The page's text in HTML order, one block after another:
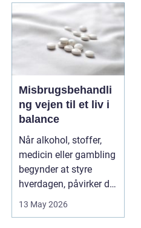
Misbrugsbehandli
ng vejen til et liv i
balance
Når alkohol, stoffer,
medicin eller gambling
begynder at styre
hverdagen, påvirker det
ikke kun pers...
13 May 2026